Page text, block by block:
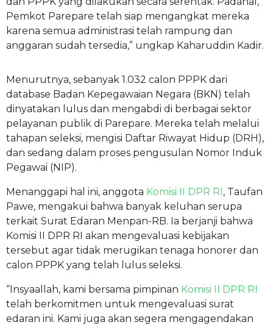
Pemkot Parepare telah siap mengangkat mereka
karena semua administrasi telah rampung dan
anggaran sudah tersedia,” ungkap Kaharuddin Kadir.
Menurutnya, sebanyak 1.032 calon PPPK dari
database Badan Kepegawaian Negara (BKN) telah
dinyatakan lulus dan mengabdi di berbagai sektor
pelayanan publik di Parepare. Mereka telah melalui
tahapan seleksi, mengisi Daftar Riwayat Hidup (DRH),
dan sedang dalam proses pengusulan Nomor Induk
Pegawai (NIP).
Menanggapi hal ini, anggota Komisi II DPR RI, Taufan
Pawe, mengakui bahwa banyak keluhan serupa
terkait Surat Edaran Menpan-RB. Ia berjanji bahwa
Komisi II DPR RI akan mengevaluasi kebijakan
tersebut agar tidak merugikan tenaga honorer dan
calon PPPK yang telah lulus seleksi.
“Insyaallah, kami bersama pimpinan Komisi II DPR RI
telah berkomitmen untuk mengevaluasi surat
edaran ini. Kami juga akan segera mengagendakan